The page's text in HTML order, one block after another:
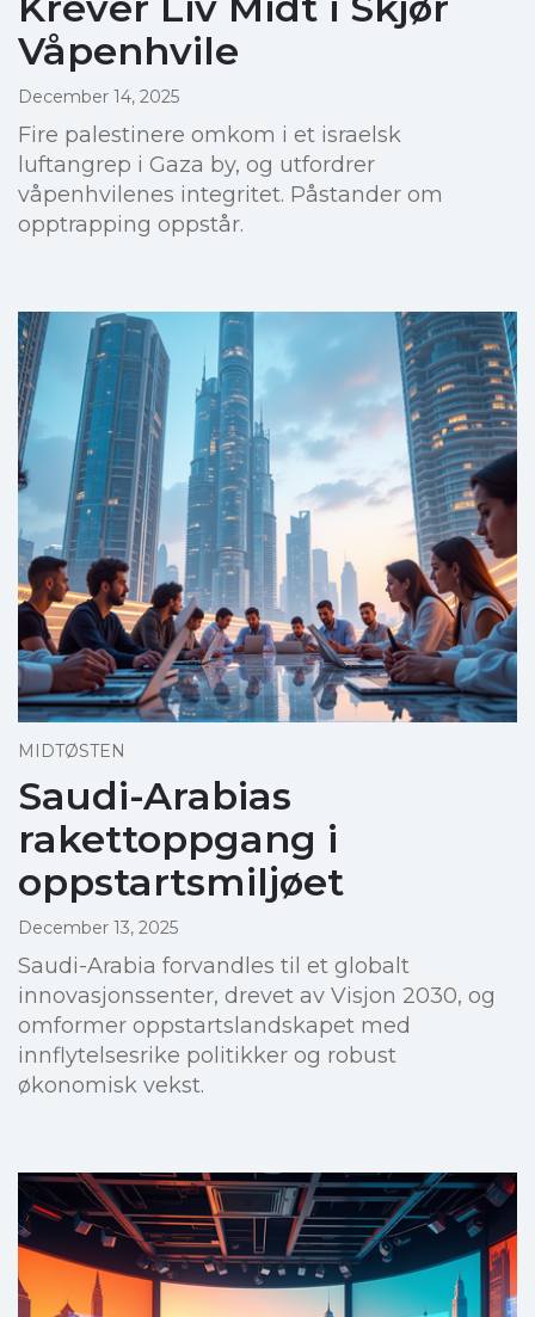
Våpenhvile
December 14, 2025
Fire palestinere omkom i et israelsk
luftangrep i Gaza by, og utfordrer
våpenhvilenes integritet. Påstander om
opptrapping oppstår.
MIDTØSTEN
Saudi-Arabias
rakettoppgang i
oppstartsmiljøet
December 13, 2025
Saudi-Arabia forvandles til et globalt
innovasjonssenter, drevet av Visjon 2030, og
omformer oppstartslandskapet med
innflytelsesrike politikker og robust
økonomisk vekst.